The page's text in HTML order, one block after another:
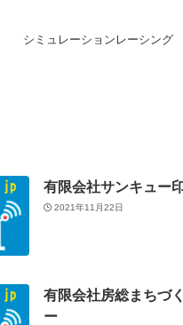
シミュレーションレーシング
有限会社サンキュー
2021年11月22日
有限会社房総まちづ
ー